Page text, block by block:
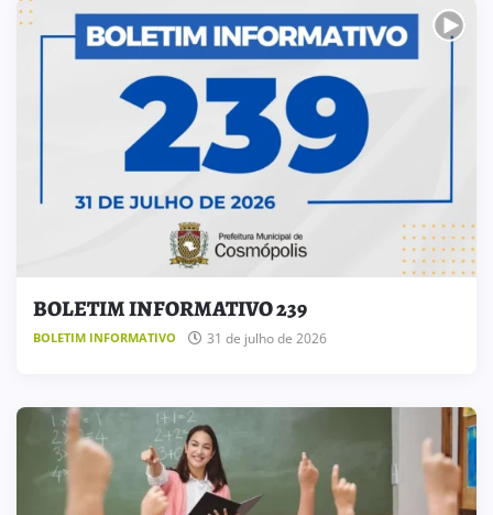
BOLETIM INFORMATIVO 239
BOLETIM INFORMATIVO 31 de julho de 2026